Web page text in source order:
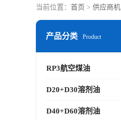
当前位置： 首页 > 供应商机
产品分类 Product
RP3航空煤油
D20+D30溶剂油
D40+D60溶剂油